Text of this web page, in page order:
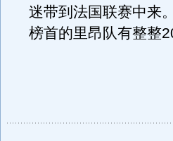
迷带到法国联赛中来
榜首的里昂队有整整